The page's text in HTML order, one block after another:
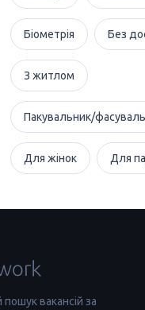
Біометрія Без
З житлом
Пакувальник/
Для жінок Для
вакансій за